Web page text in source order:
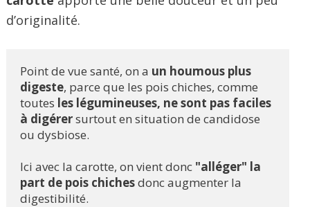
d’originalité.
Point de vue santé, on a un houmous plus
digeste, parce que les pois chiches, comme
toutes les légumineuses, ne sont pas faciles
à digérer surtout en situation de candidose
ou dysbiose.
Ici avec la carotte, on vient donc "alléger" la
part de pois chiches donc augmenter la
digestibilité.